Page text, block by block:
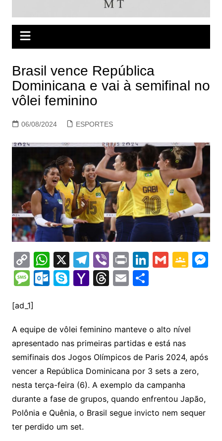
Brasil vence República
Dominicana e vai à semifinal no
vôlei feminino
06/08/2024 ESPORTES
C
o
p
y
Li
n
k
W
h
at
A
p
p
X T
el
e
a
m
Vi
b
er
Pr
in
t
Li
n
k
dI
n
G G
e
a
s
o
o
M
g
M
s
s
a
g
e
O
o
k.
c
o
m
S
p
e
Y
o
o
M
ai
l
T
a
d
s
E
l
S
e
[ad_1]
A equipe de vôlei feminino manteve o alto nível
apresentado nas primeiras partidas e está nas
semifinais dos Jogos Olímpicos de Paris 2024, após
vencer a República Dominicana por 3 sets a zero,
nesta terça-feira (6). A exemplo da campanha
durante a fase de grupos, quando enfrentou Japão,
Polônia e Quênia, o Brasil segue invicto nem sequer
ter perdido um set.